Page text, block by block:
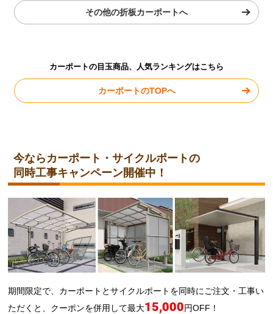
その他の折板カーポートへ
カーポートの目玉商品、人気ランキングはこちら
カーポートのTOPへ
今ならカーポート・サイクルポートの
同時工事キャンペーン開催中！
期間限定で、カーポートとサイクルポートを同時にご注文・工事い
ただくと、クーポンを併用して最大15,000円OFF！